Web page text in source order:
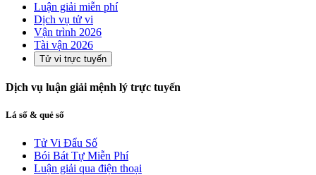
Luận giải miễn phí
Dịch vụ tử vi
Vận trình 2026
Tài vận 2026
Tử vi trực tuyến
Dịch vụ luận giải mệnh lý trực tuyến
Lá số & quẻ số
Tử Vi Đẩu Số
Bói Bát Tự Miễn Phí
Luận giải qua điện thoại